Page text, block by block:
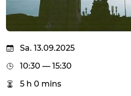
Sa. 13.09.2025
10:30 — 15:30
5 h 0 mins